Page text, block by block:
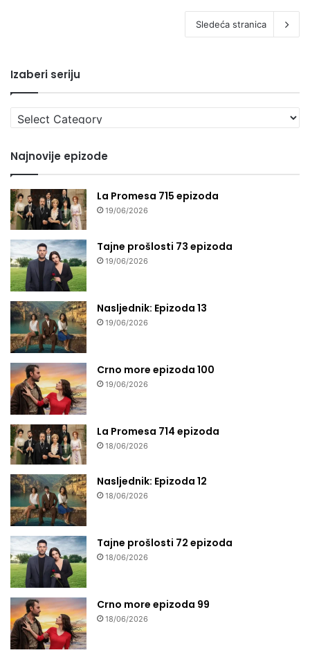
Sledeća stranica
Izaberi seriju
Izaberi
seriju
Najnovije epizode
La Promesa 715 epizoda
19/06/2026
Tajne prošlosti 73 epizoda
19/06/2026
Nasljednik: Epizoda 13
19/06/2026
Crno more epizoda 100
19/06/2026
La Promesa 714 epizoda
18/06/2026
Nasljednik: Epizoda 12
18/06/2026
Tajne prošlosti 72 epizoda
18/06/2026
Crno more epizoda 99
18/06/2026